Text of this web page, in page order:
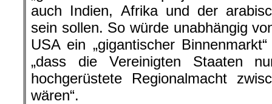
auch Indien, Afrika und der
sein sollen. So würde unabhängig
USA ein „gigantischer
„dass die Vereinigten Staaten
hochgerüstete Regionalmacht
wären“.